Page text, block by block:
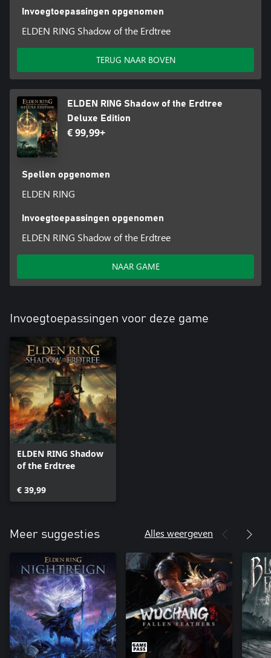
Invoegtoepassingen opgenomen
ELDEN RING Shadow of the Erdtree
TERUG NAAR BOVEN
ELDEN RING Shadow of the Erdtree
Deluxe Edition
€ 99,99+
Spellen opgenomen
ELDEN RING
Invoegtoepassingen opgenomen
ELDEN RING Shadow of the Erdtree
NAAR GAME
Invoegtoepassingen voor deze game
ELDEN RING Shadow
of the Erdtree
€ 39,99
Meer suggesties Alles weergeven